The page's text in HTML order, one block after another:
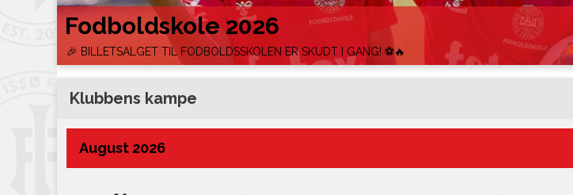
Fodboldskole 2026
🎉 BILLETSALGET TIL FODBOLDSSKOLEN ER SKUDT I GANG! ⚽🔥
Klubbens kampe
August 2026